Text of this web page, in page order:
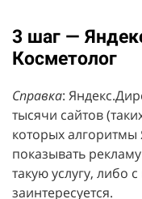
3 шаг —
Косметолог
Справка:
тысячи сайтов
которых алгоритмы
показывать
такую услугу, либо
заинтересуется.